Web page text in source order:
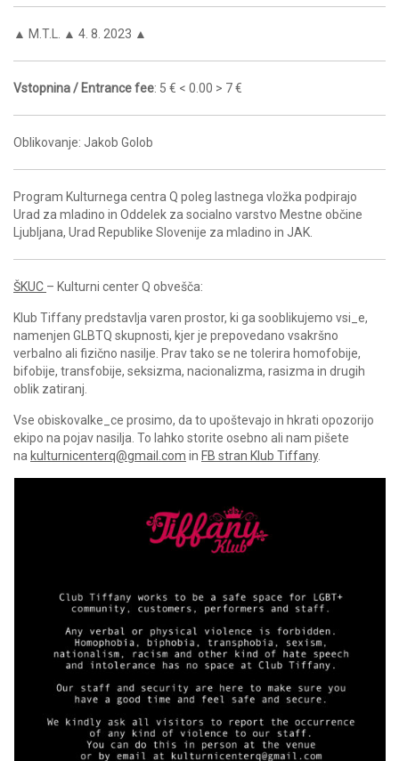
▲ M.T.L. ▲ 4. 8. 2023 ▲
Vstopnina / Entrance fee: 5 € < 0.00 > 7 €
Oblikovanje: Jakob Golob
Program Kulturnega centra Q poleg lastnega vložka podpirajo
Urad za mladino in Oddelek za socialno varstvo Mestne občine
Ljubljana, Urad Republike Slovenije za mladino in JAK.
ŠKUC – Kulturni center Q obvešča:
Klub Tiffany predstavlja varen prostor, ki ga sooblikujemo vsi_e,
namenjen GLBTQ skupnosti, kjer je prepovedano vsakršno
verbalno ali fizično nasilje. Prav tako se ne tolerira homofobije,
bifobije, transfobije, seksizma, nacionalizma, rasizma in drugih
oblik zatiranj.
Vse obiskovalke_ce prosimo, da to upoštevajo in hkrati opozorijo
ekipo na pojav nasilja. To lahko storite osebno ali nam pišete
na kulturnicenterq@gmail.com in FB stran Klub Tiffany.